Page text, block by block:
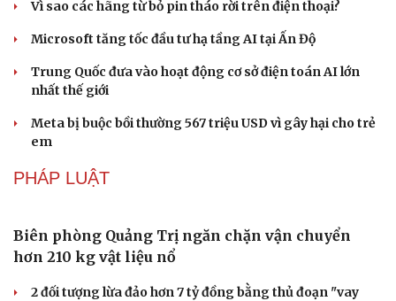
Bảo tàng Tưởng niệm Hòa bình tại Nhật Bản đón lượng
khách kỷ lục
CÔNG NGHỆ
Các nhà khoa học Nhật Bản phát hiện dấu hiệu
Microsoft tăng tốc đầu tư hạ tầng AI tại Ấn Độ
Trung Quốc đưa vào hoạt động cơ sở điện toán AI lớn